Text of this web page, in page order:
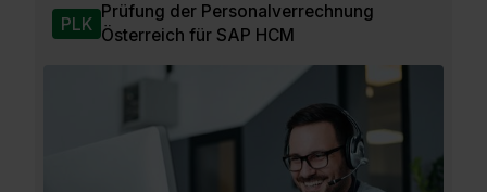
PLK
Prüfung der Personalverrechnung
Österreich für SAP HCM